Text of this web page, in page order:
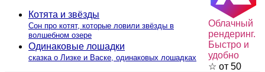
Облачный
рендеринг.
Быстро и
удобно
☆ от 50
Котята и звёзды
Сон про котят, которые ловили звёзды в
волшебном озере
Одинаковые лошадки
сказка о Лизке и Васке, одинаковых лошадках